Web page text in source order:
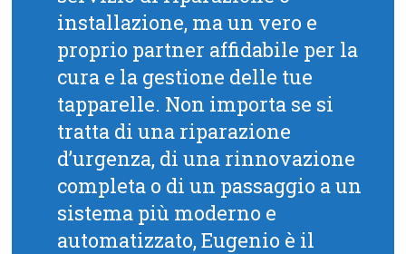
installazione, ma un vero e
proprio partner affidabile per la
cura e la gestione delle tue
tapparelle. Non importa se si
tratta di una riparazione
d’urgenza, di una rinnovazione
completa o di un passaggio a un
sistema più moderno e
automatizzato, Eugenio è il